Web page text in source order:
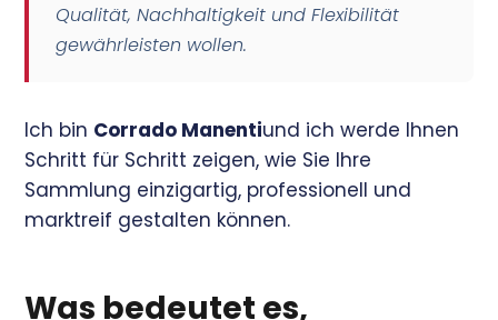
Qualität, Nachhaltigkeit und Flexibilität
gewährleisten wollen.
Ich bin Corrado Manentiund ich werde Ihnen
Schritt für Schritt zeigen, wie Sie Ihre
Sammlung einzigartig, professionell und
marktreif gestalten können.
Was bedeutet es,